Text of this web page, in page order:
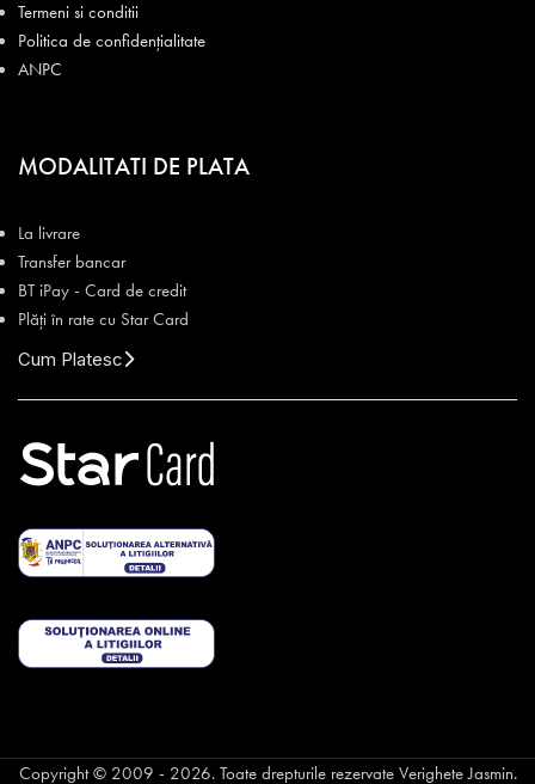
Termeni si conditii
Politica de confidențialitate
ANPC
MODALITATI DE PLATA
La livrare
Transfer bancar
BT iPay - Card de credit
Plăți în rate cu Star Card
Cum Platesc
Copyright © 2009 - 2026. Toate drepturile rezervate Verighete Jasmin.